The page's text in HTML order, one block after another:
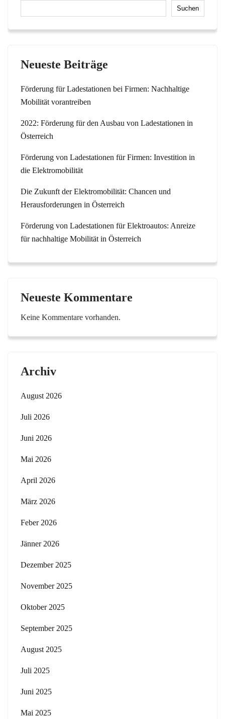
Suchen
Neueste Beiträge
Förderung für Ladestationen bei Firmen: Nachhaltige
Mobilität vorantreiben
2022: Förderung für den Ausbau von Ladestationen in
Österreich
Förderung von Ladestationen für Firmen: Investition in
die Elektromobilität
Die Zukunft der Elektromobilität: Chancen und
Herausforderungen in Österreich
Förderung von Ladestationen für Elektroautos: Anreize
für nachhaltige Mobilität in Österreich
Neueste Kommentare
Keine Kommentare vorhanden.
Archiv
August 2026
Juli 2026
Juni 2026
Mai 2026
April 2026
März 2026
Feber 2026
Jänner 2026
Dezember 2025
November 2025
Oktober 2025
September 2025
August 2025
Juli 2025
Juni 2025
Mai 2025